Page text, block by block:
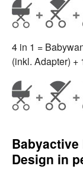
4 in 1 =
(inkl. Adapter) +
Babyactive
Design in